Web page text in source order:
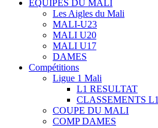
EQUIPES DU MALI
Les Aigles du Mali
MALI-U23
MALI U20
MALI U17
DAMES
Compétitions
Ligue 1 Mali
L1 RESULTAT
CLASSEMENTS L1
COUPE DU MALI
COMP DAMES